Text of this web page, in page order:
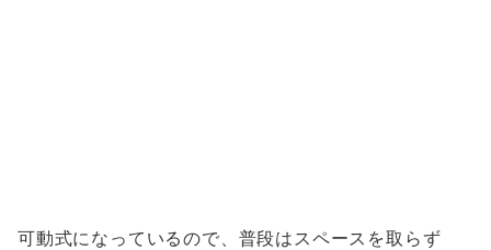
可動式になっているので、普段はスペースを取らず